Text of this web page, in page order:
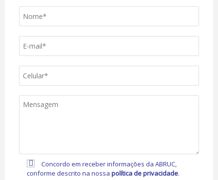
Concordo em receber informações da ABRUC,
conforme descrito na nossapolítica de privacidade.